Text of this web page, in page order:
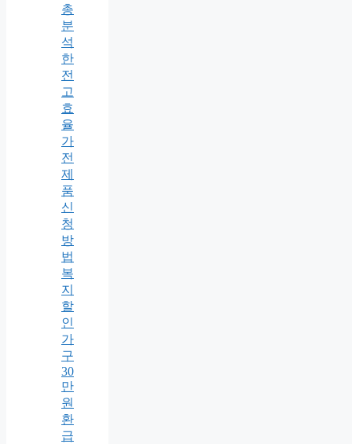
총
분
석
한
전
고
효
율
가
전
제
품
신
청
방
법
복
지
할
인
가
구
30
만
원
환
급